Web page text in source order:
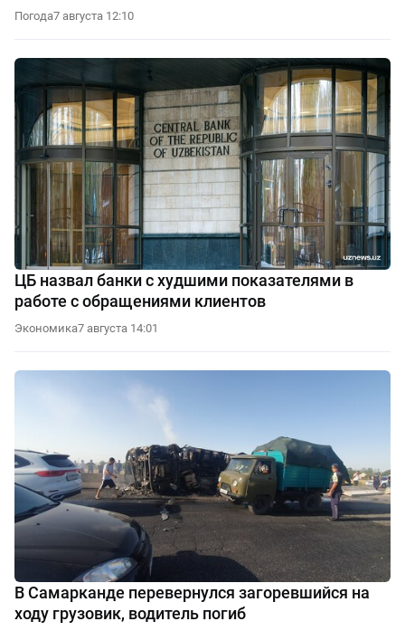
Погода7 августа 12:10
ЦБ назвал банки с худшими показателями в
работе с обращениями клиентов
Экономика7 августа 14:01
В Самарканде перевернулся загоревшийся на
ходу грузовик, водитель погиб